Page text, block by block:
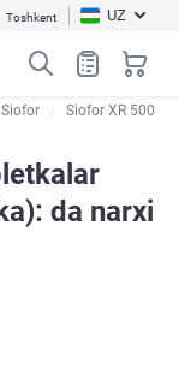
Toshkent UZ
Siofor Siofor XR 500
da narxi